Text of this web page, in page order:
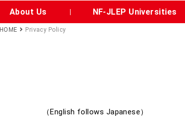
About Us NF-JLEP Universities
HOME Privacy Policy
（English follows Japanese）